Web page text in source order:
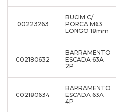
00223263
BUCIM C/
PORCA M63
LONGO 18mm
002180632
BARRAMENTO
ESCADA 63A
2P
002180634
BARRAMENTO
ESCADA 63A
4P